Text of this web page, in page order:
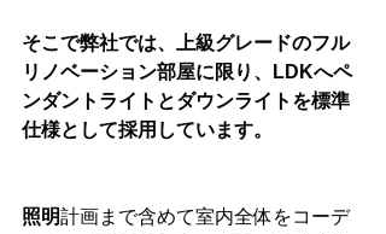
そこで弊社では、上級グレードのフル
リノベーション部屋に限り、LDKへペ
ンダントライトとダウンライトを標準
仕様として採用しています。
照明計画まで含めて室内全体をコーデ